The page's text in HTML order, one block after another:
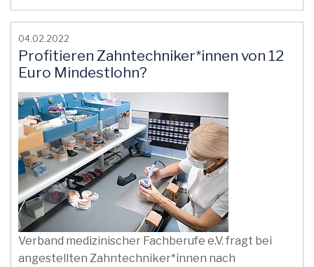
04.02.2022
Profitieren Zahntechniker*innen von 12
Euro Mindestlohn?
Verband medizinischer Fachberufe e.V. fragt bei
angestellten Zahntechniker*innen nach